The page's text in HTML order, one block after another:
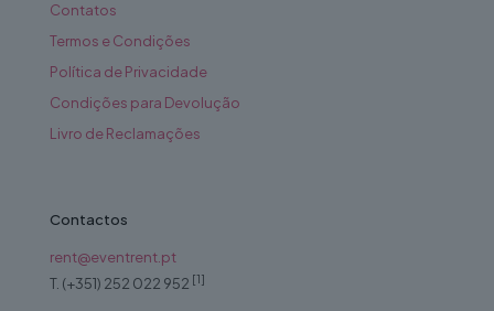
Contatos
Termos e Condições
Política de Privacidade
Condições para Devolução
Livro de Reclamações
Contactos
rent@eventrent.pt
T. (+351) 252 022 952 [1]